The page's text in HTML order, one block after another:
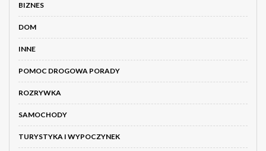
BIZNES
DOM
INNE
POMOC DROGOWA PORADY
ROZRYWKA
SAMOCHODY
TURYSTYKA I WYPOCZYNEK